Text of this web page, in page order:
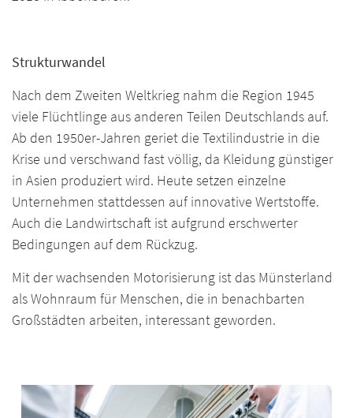
Strukturwandel
Nach dem Zweiten Weltkrieg nahm die Region 1945
viele Flüchtlinge aus anderen Teilen Deutschlands auf.
Ab den 1950er-Jahren geriet die Textilindustrie in die
Krise und verschwand fast völlig, da Kleidung günstiger
in Asien produziert wird. Heute setzen einzelne
Unternehmen stattdessen auf innovative Wertstoffe.
Auch die Landwirtschaft ist aufgrund erschwerter
Bedingungen auf dem Rückzug.
Mit der wachsenden Motorisierung ist das Münsterland
als Wohnraum für Menschen, die in benachbarten
Großstädten arbeiten, interessant geworden.